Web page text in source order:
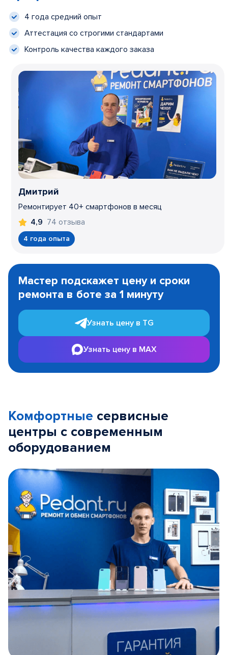
4 года средний опыт
Аттестация со строгими стандартами
Контроль качества каждого заказа
Дмитрий
Ремонтирует 40+ смартфонов в месяц
4,9 74 отзыва
4 года опыта
1
Мастер подскажет цену и сроки
ремонта в боте за 1 минуту
Узнать цену в TG
Узнать цену в MAX
Комфортные сервисные
центры с современным
оборудованием